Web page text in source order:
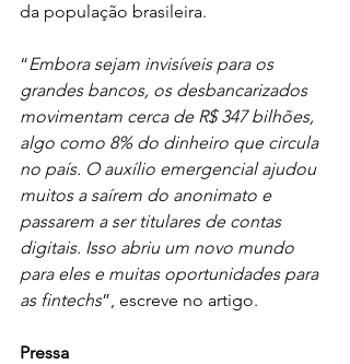
da população brasileira.
“Embora sejam invisíveis para os
grandes bancos, os desbancarizados
movimentam cerca de R$ 347 bilhões,
algo como 8% do dinheiro que circula
no país. O auxílio emergencial ajudou
muitos a saírem do anonimato e
passarem a ser titulares de contas
digitais. Isso abriu um novo mundo
para eles e muitas oportunidades para
as fintechs”, escreve no artigo.
Pressa